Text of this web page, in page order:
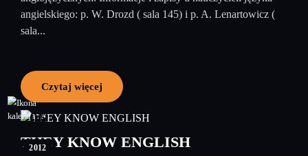
angielskiego: p. W. Drozd ( sala 145) i p. A. Lenartowicz (
sala...
Czytaj więcej
06
2012
THEY KNOW ENGLISH